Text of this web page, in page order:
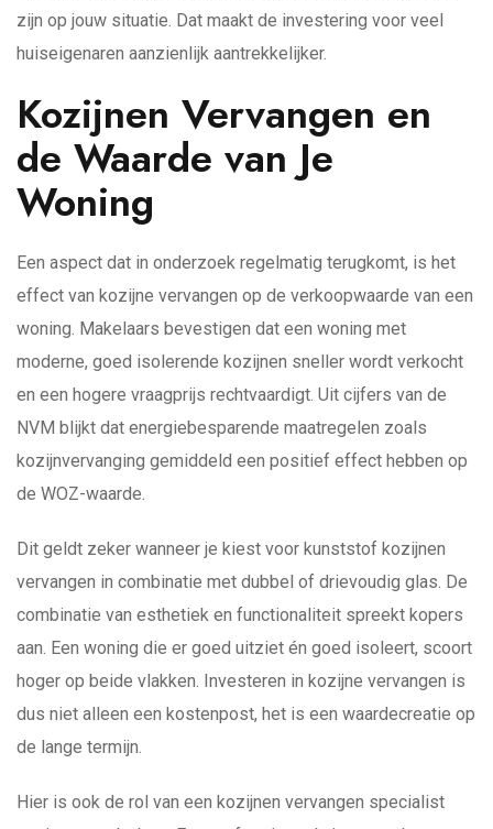
zijn op jouw situatie. Dat maakt de investering voor veel
huiseigenaren aanzienlijk aantrekkelijker.
Kozijnen Vervangen en
de Waarde van Je
Woning
Een aspect dat in onderzoek regelmatig terugkomt, is het
effect van kozijne vervangen op de verkoopwaarde van een
woning. Makelaars bevestigen dat een woning met
moderne, goed isolerende kozijnen sneller wordt verkocht
en een hogere vraagprijs rechtvaardigt. Uit cijfers van de
NVM blijkt dat energiebesparende maatregelen zoals
kozijnvervanging gemiddeld een positief effect hebben op
de WOZ-waarde.
Dit geldt zeker wanneer je kiest voor kunststof kozijnen
vervangen in combinatie met dubbel of drievoudig glas. De
combinatie van esthetiek en functionaliteit spreekt kopers
aan. Een woning die er goed uitziet én goed isoleert, scoort
hoger op beide vlakken. Investeren in kozijne vervangen is
dus niet alleen een kostenpost, het is een waardecreatie op
de lange termijn.
Hier is ook de rol van een kozijnen vervangen specialist